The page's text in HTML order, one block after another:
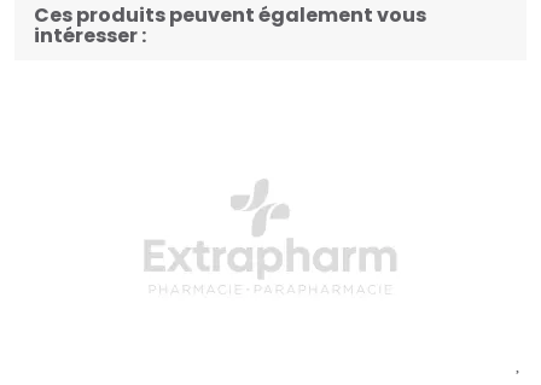
Ces produits peuvent également vous
intéresser :